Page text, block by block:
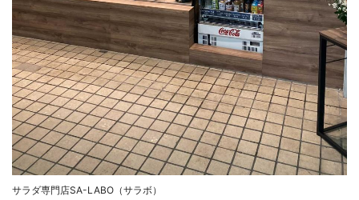
サラダ専門店SA-LABO（サラボ）